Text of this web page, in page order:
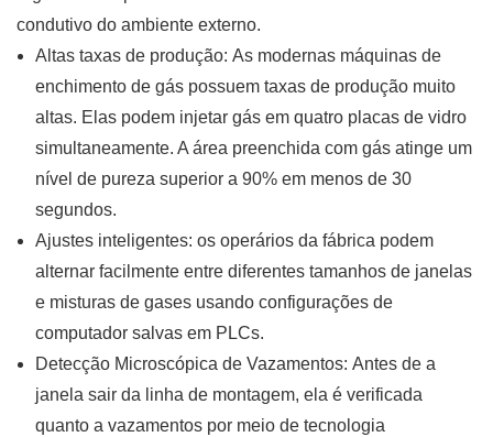
condutivo do ambiente externo.
Altas taxas de produção: As modernas máquinas de
enchimento de gás possuem taxas de produção muito
altas. Elas podem injetar gás em quatro placas de vidro
simultaneamente. A área preenchida com gás atinge um
nível de pureza superior a 90% em menos de 30
segundos.
Ajustes inteligentes: os operários da fábrica podem
alternar facilmente entre diferentes tamanhos de janelas
e misturas de gases usando configurações de
computador salvas em PLCs.
Detecção Microscópica de Vazamentos: Antes de a
janela sair da linha de montagem, ela é verificada
quanto a vazamentos por meio de tecnologia